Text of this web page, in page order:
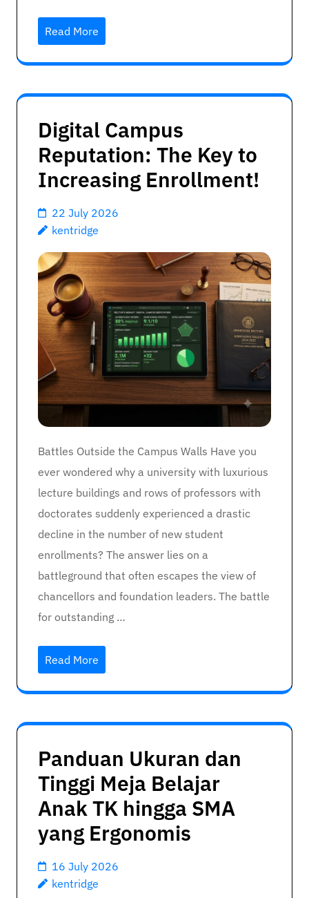
Read More
Digital Campus
Reputation: The Key to
Increasing Enrollment!
22 July 2026
kentridge
Battles Outside the Campus Walls Have you
ever wondered why a university with luxurious
lecture buildings and rows of professors with
doctorates suddenly experienced a drastic
decline in the number of new student
enrollments? The answer lies on a
battleground that often escapes the view of
chancellors and foundation leaders. The battle
for outstanding …
Read More
Panduan Ukuran dan
Tinggi Meja Belajar
Anak TK hingga SMA
yang Ergonomis
16 July 2026
kentridge